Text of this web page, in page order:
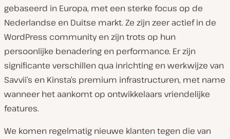
gebaseerd in Europa, met een sterke focus op de
Nederlandse en Duitse markt. Ze zijn zeer actief in de
WordPress community en zijn trots op hun
persoonlijke benadering en performance. Er zijn
significante verschillen qua inrichting en werkwijze van
Savvii’s en Kinsta’s premium infrastructuren, met name
wanneer het aankomt op ontwikkelaars vriendelijke
features.
We komen regelmatig nieuwe klanten tegen die van